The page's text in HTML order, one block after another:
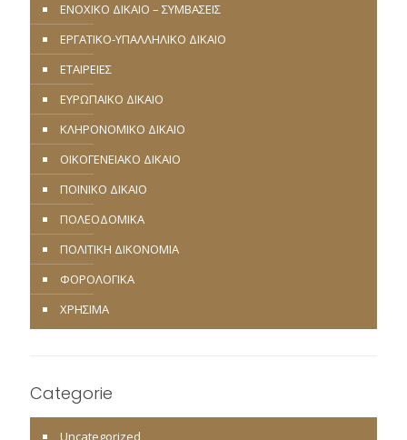
ΕΝΟΧΙΚΟ ΔΙΚΑΙΟ – ΣΥΜΒΑΣΕΙΣ
ΕΡΓΑΤΙΚΟ-ΥΠΑΛΛΗΛΙΚΟ ΔΙΚΑΙΟ
ΕΤΑΙΡΕΙΕΣ
ΕΥΡΩΠΑΪΚΟ ΔΙΚΑΙΟ
ΚΛΗΡΟΝΟΜΙΚΟ ΔΙΚΑΙΟ
ΟΙΚΟΓΕΝΕΙΑΚΟ ΔΙΚΑΙΟ
ΠΟΙΝΙΚΟ ΔΙΚΑΙΟ
ΠΟΛΕΟΔΟΜΙΚΑ
ΠΟΛΙΤΙΚΗ ΔΙΚΟΝΟΜΙΑ
ΦΟΡΟΛΟΓΙΚΑ
ΧΡΗΣΙΜΑ
Categorie
Uncategorized